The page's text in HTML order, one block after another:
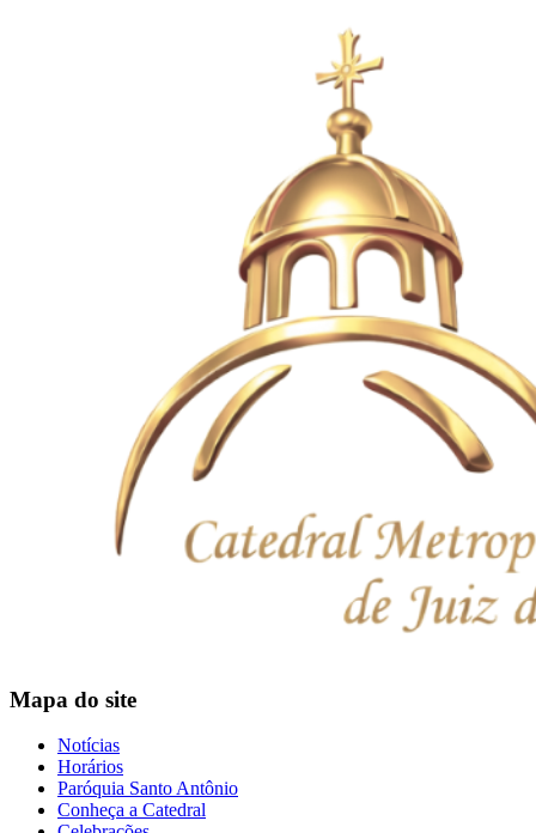
Mapa do site
Notícias
Horários
Paróquia Santo Antônio
Conheça a Catedral